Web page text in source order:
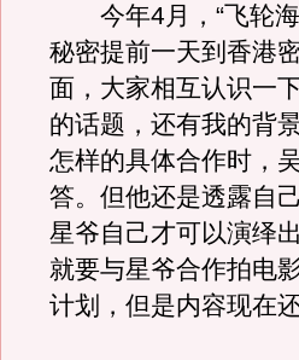
今年4月，“飞轮海
秘密提前一天到香港
面，大家相互认识一
的话题，还有我的背
怎样的具体合作时，
答。但他还是透露自
星爷自己才可以演绎
就要与星爷合作拍电
计划，但是内容现在